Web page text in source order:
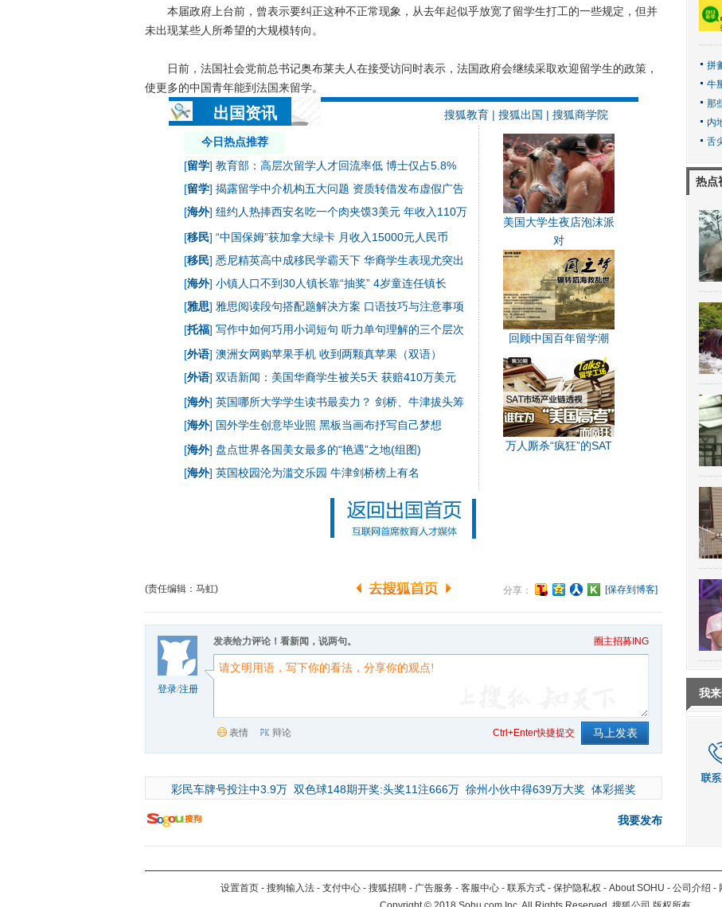
本届政府上台前，曾表示要纠正这种不正常现象，从去年起似乎放宽了留学生打工的一些规定，但并
未出现某些人所希望的大规模转向。
日前，法国社会党前总书记奥布莱夫人在接受访问时表示，法国政府会继续采取欢迎留学生的政策，
使更多的中国青年能到法国来留学。
出国资讯 搜狐教育 | 搜狐出国 | 搜狐商学院
今日热点推荐
[留学] 教育部：高层次留学人才回流率低 博士仅占5.8%
[留学] 揭露留学中介机构五大问题 资质转借发布虚假广告
[海外] 纽约人热捧西安名吃一个肉夹馍3美元 年收入110万
[移民] “中国保姆”获加拿大绿卡 月收入15000元人民币
[移民] 悉尼精英高中成移民学霸天下 华裔学生表现尤突出
[海外] 小镇人口不到30人镇长靠“抽奖” 4岁童连任镇长
[雅思] 雅思阅读段句搭配题解决方案 口语技巧与注意事项
[托福] 写作中如何巧用小词短句 听力单句理解的三个层次
[外语] 澳洲女网购苹果手机 收到两颗真苹果（双语）
[外语] 双语新闻：美国华裔学生被关5天 获赔410万美元
[海外] 英国哪所大学学生读书最卖力？ 剑桥、牛津拔头筹
[海外] 国外学生创意毕业照 黑板当画布抒写自己梦想
[海外] 盘点世界各国美女最多的“艳遇”之地(组图)
[海外] 英国校园沦为滥交乐园 牛津剑桥榜上有名
美国大学生夜店泡沫派
对
回顾中国百年留学潮
万人厮杀“疯狂”的SAT
(责任编辑：马虹) 分享： [保存到博客]
登录/注册
发表给力评论！看新闻，说两句。 圈主招募ING
表情 辩论 Ctrl+Enter快捷提交
彩民车牌号投注中3.9万 双色球148期开奖:头奖11注666万 徐州小伙中得639万大奖 体彩摇奖
我要发布
拼
牛
那
内
舌
热点
我
设置首页 - 搜狗输入法 - 支付中心 - 搜狐招聘 - 广告服务 - 客服中心 - 联系方式 - 保护隐私权 - About SOHU - 公司介绍 -